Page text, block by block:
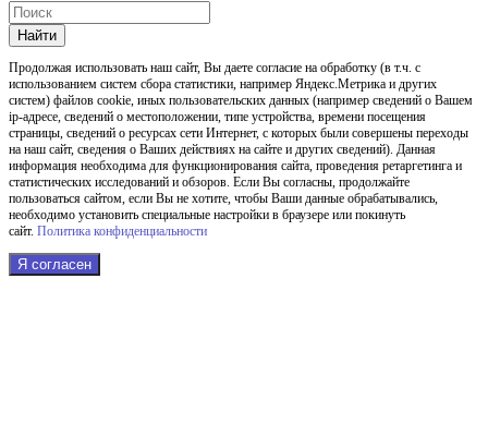
Найти
Продолжая использовать наш cайт, Вы даете согласие на обработку (в т.ч. с
использованием систем сбора статистики, например Яндекс.Метрика и других
систем) файлов cookie, иных пользовательских данных (например сведений о Вашем
ip-адресе, сведений о местоположении, типе устройства, времени посещения
страницы, сведений о ресурсах сети Интернет, с которых были совершены переходы
на наш сайт, сведения о Ваших действиях на сайте и других сведений). Данная
информация необходима для функционирования сайта, проведения ретаргетинга и
статистических исследований и обзоров. Если Вы согласны, продолжайте
пользоваться сайтом, если Вы не хотите, чтобы Ваши данные обрабатывались,
необходимо установить специальные настройки в браузере или покинуть
сайт. Политика конфиденциальности
Я согласен